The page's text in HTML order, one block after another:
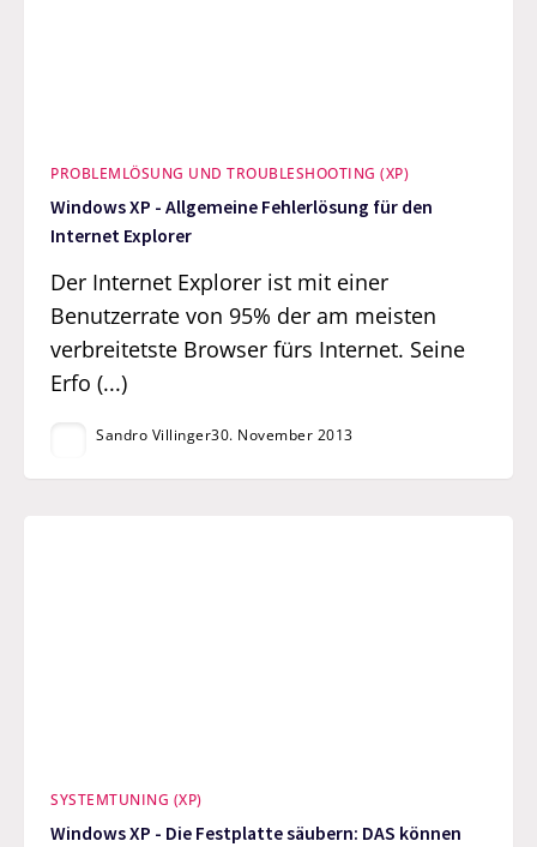
PROBLEMLÖSUNG UND TROUBLESHOOTING (XP)
Windows XP - Allgemeine Fehlerlösung für den
Internet Explorer
Der Internet Explorer ist mit einer
Benutzerrate von 95% der am meisten
verbreitetste Browser fürs Internet. Seine
Erfo (...)
Sandro Villinger30. November 2013
SYSTEMTUNING (XP)
Windows XP - Die Festplatte säubern: DAS können